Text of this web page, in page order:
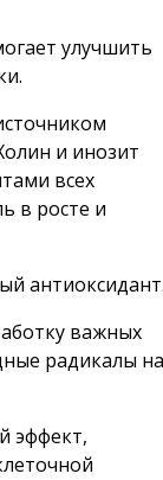
улучшить
и инозит
всех
в росте и
важных
радикалы на
эффект,